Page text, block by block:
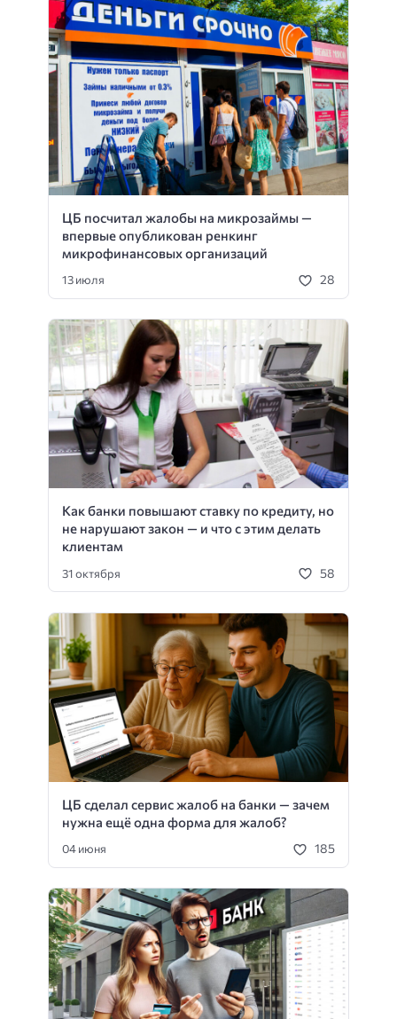
ЦБ посчитал жалобы на микрозаймы —
впервые опубликован ренкинг
микрофинансовых организаций
13 июля 28
Как банки повышают ставку по кредиту, но
не нарушают закон — и что с этим делать
клиентам
31 октября 58
ЦБ сделал сервис жалоб на банки — зачем
нужна ещё одна форма для жалоб?
04 июня 185